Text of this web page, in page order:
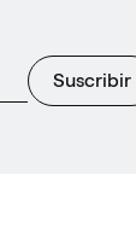
Suscribir